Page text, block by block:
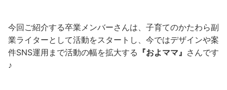
今回ご紹介する卒業メンバーさんは、子育てのかたわら副
業ライターとして活動をスタートし、今ではデザインや案
件SNS運用まで活動の幅を拡大する 『およママ』 さんです
♪